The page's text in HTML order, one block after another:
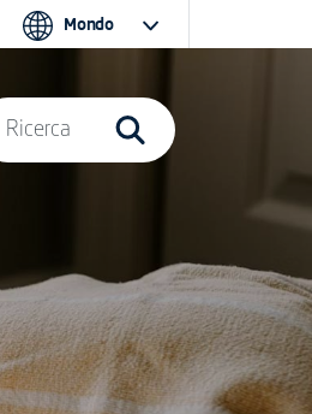
Mondo
Ricerca